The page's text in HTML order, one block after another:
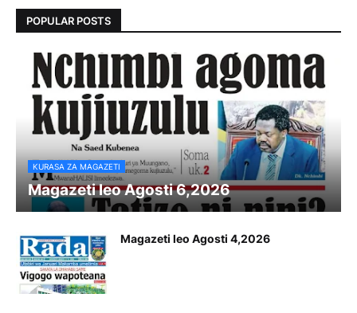
POPULAR POSTS
KURASA ZA MAGAZETI
Magazeti leo Agosti 6,2026
Magazeti leo Agosti 4,2026